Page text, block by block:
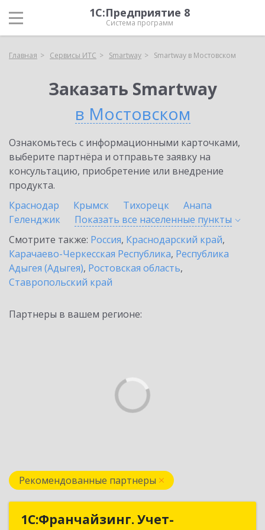
1С:Предприятие 8
Система программ
Главная Сервисы ИТС Smartway Smartway в Мостовском
Заказать Smartway
в Мостовском
Ознакомьтесь с информационными карточками,
выберите партнёра и отправьте заявку на
консультацию, приобретение или внедрение
продукта.
Краснодар
Крымск Тихорецк
Анапа
Геленджик
Показать все населенные пункты
Смотрите также: Россия, Краснодарский край,
Карачаево-Черкесская Республика, Республика
Адыгея (Адыгея), Ростовская область,
Ставропольский край
Партнеры в вашем регионе:
Рекомендованные партнеры
1С:Франчайзинг. Учет-
1С:Франчайзинг. Учет-